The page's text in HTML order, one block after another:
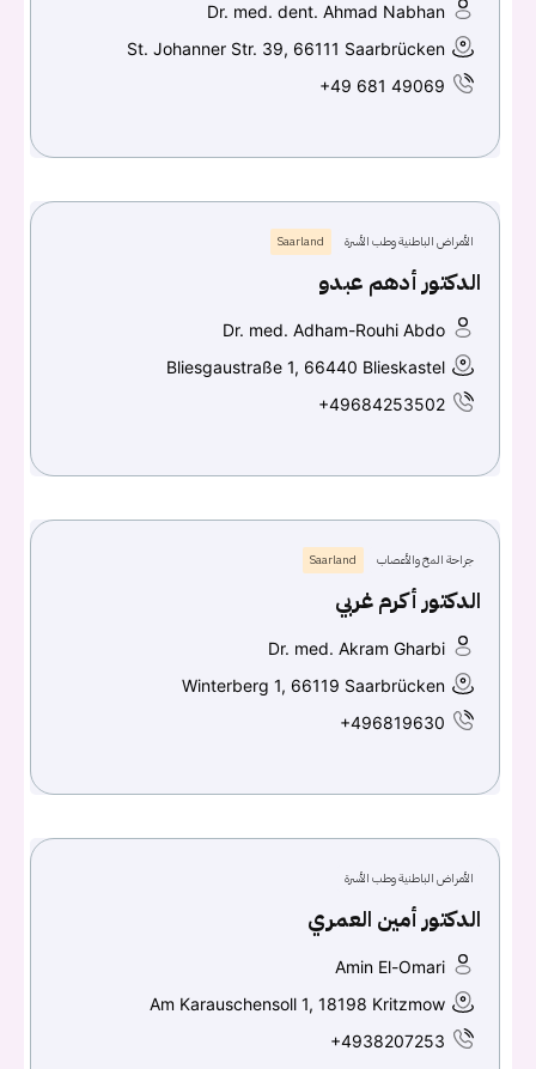
Dr. med. dent. Ahmad Nabhan
St. Johanner Str. 39, 66111 Saarbrücken
+49 681 49069
الأمراض الباطنية وطب الأسرة Saarland
الدكتور أدهم عبدو
Dr. med. Adham-Rouhi Abdo
Bliesgaustraße 1, 66440 Blieskastel
+49684253502
جراحة المخ والأعصاب Saarland
الدكتور أكرم غربي
Dr. med. Akram Gharbi
Winterberg 1, 66119 Saarbrücken
+496819630
الأمراض الباطنية وطب الأسرة
الدكتور أمين العمري
Amin El-Omari
Am Karauschensoll 1, 18198 Kritzmow
+4938207253